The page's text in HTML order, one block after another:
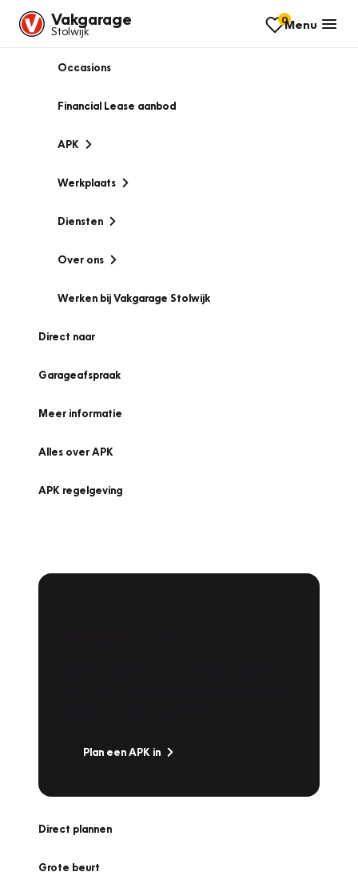
Vakgarage
Stolwijk
0Menu
Occasions
Financial Lease aanbod
APK
Werkplaats
Diensten
Over ons
Werken bij Vakgarage Stolwijk
Direct naar
Garageafspraak
Meer informatie
Alles over APK
APK regelgeving
Plan een APK in
Direct plannen
Grote beurt